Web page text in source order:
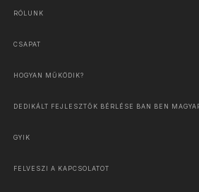
RÓLUNK
CSAPAT
HOGYAN MŰKÖDIK?
DEDIKÁLT FEJLESZTŐK BÉRLÉSE BAN BEN
GYIK
FELVESZI A KAPCSOLATOT